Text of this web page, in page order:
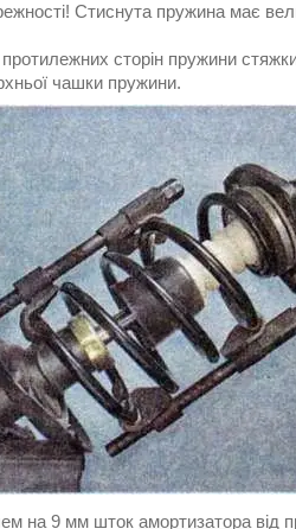
Стиснута пружина має
сторін пружини
чашки пружини.
на 9 мм шток амортизатора від